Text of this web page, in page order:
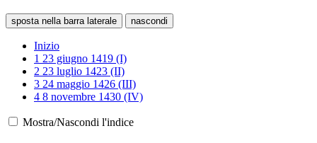
sposta nella barra laterale nascondi
Inizio
1 23 giugno 1419 (I)
2 23 luglio 1423 (II)
3 24 maggio 1426 (III)
4 8 novembre 1430 (IV)
Mostra/Nascondi l'indice